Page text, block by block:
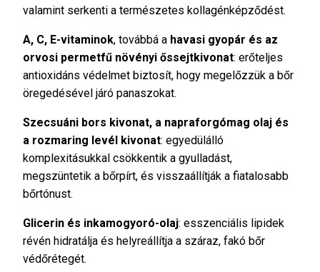
valamint serkenti a természetes kollagénképződést.
A, C, E-vitaminok, továbbá a havasi gyopár és az
orvosi permetfű növényi őssejtkivonat: erőteljes
antioxidáns védelmet biztosít, hogy megelőzzük a bőr
öregedésével járó panaszokat.
Szecsuáni bors kivonat, a napraforgómag olaj és
a rozmaring levél kivonat: egyedülálló
komplexitásukkal csökkentik a gyulladást,
megszüntetik a bőrpírt, és visszaállítják a fiatalosabb
bőrtónust.
Glicerin és inkamogyoró-olaj: esszenciális lipidek
révén hidratálja és helyreállítja a száraz, fakó bőr
védőrétegét.